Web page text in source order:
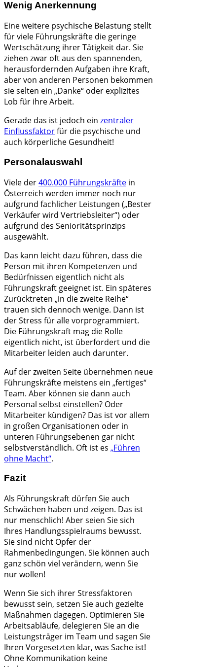
Wenig Anerkennung
Eine weitere psychische Belastung stellt
für viele Führungskräfte die geringe
Wertschätzung ihrer Tätigkeit dar. Sie
ziehen zwar oft aus den spannenden,
herausfordernden Aufgaben ihre Kraft,
aber von anderen Personen bekommen
sie selten ein „Danke“ oder explizites
Lob für ihre Arbeit.
Gerade das ist jedoch ein zentraler
Einflussfaktorfür die psychische und
auch körperliche Gesundheit!
Personalauswahl
Viele der400.000 Führungskräfte in
Österreich werden immer noch nur
aufgrund fachlicher Leistungen („Bester
Verkäufer wird Vertriebsleiter“) oder
aufgrund des Senioritätsprinzips
ausgewählt.
Das kann leicht dazu führen, dass die
Person mit ihren Kompetenzen und
Bedürfnissen eigentlich nicht als
Führungskraft geeignet ist. Ein späteres
Zurücktreten „in die zweite Reihe“
trauen sich dennoch wenige. Dann ist
der Stress für alle vorprogrammiert.
Die Führungskraft mag die Rolle
eigentlich nicht, ist überfordert und die
Mitarbeiter leiden auch darunter.
Auf der zweiten Seite übernehmen neue
Führungskräfte meistens ein „fertiges“
Team. Aber können sie dann auch
Personal selbst einstellen? Oder
Mitarbeiter kündigen? Das ist vor allem
in großen Organisationen oder in
unteren Führungsebenen gar nicht
selbstverständlich. Oft ist es „Führen
ohne Macht“.
Fazit
Als Führungskraft dürfen Sie auch
Schwächen haben und zeigen. Das ist
nur menschlich! Aber seien Sie sich
Ihres Handlungsspielraums bewusst.
Sie sind nicht Opfer der
Rahmenbedingungen. Sie können auch
ganz schön viel verändern, wenn Sie
nur wollen!
Wenn Sie sich ihrer Stressfaktoren
bewusst sein, setzen Sie auch gezielte
Maßnahmen dagegen. Optimieren Sie
Arbeitsabläufe, delegieren Sie an die
Leistungsträger im Team und sagen Sie
Ihren Vorgesetzten klar, was Sache ist!
Ohne Kommunikation keine